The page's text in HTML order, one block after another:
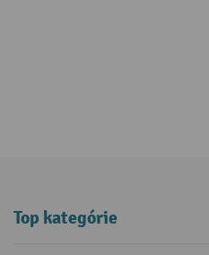
Top kategórie